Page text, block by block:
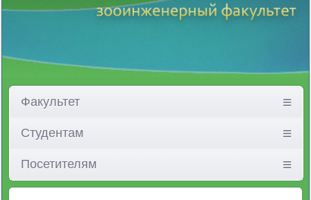
Факультет
Студентам
Посетителям